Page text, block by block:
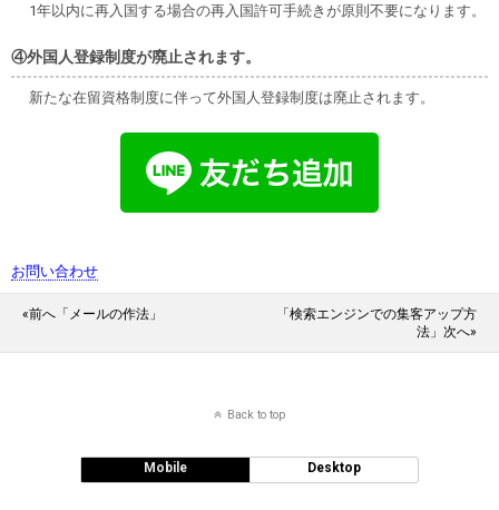
1年以内に再入国する場合の再入国許可手続きが原則不要になります。
④外国人登録制度が廃止されます。
新たな在留資格制度に伴って外国人登録制度は廃止されます。
お問い合わせ
«前へ「メールの作法」
「検索エンジンでの集客アップ方
法」次へ»
Back to top
Mobile Desktop